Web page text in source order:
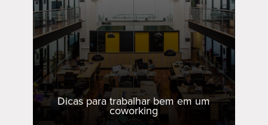
Dicas para trabalhar bem em um
coworking